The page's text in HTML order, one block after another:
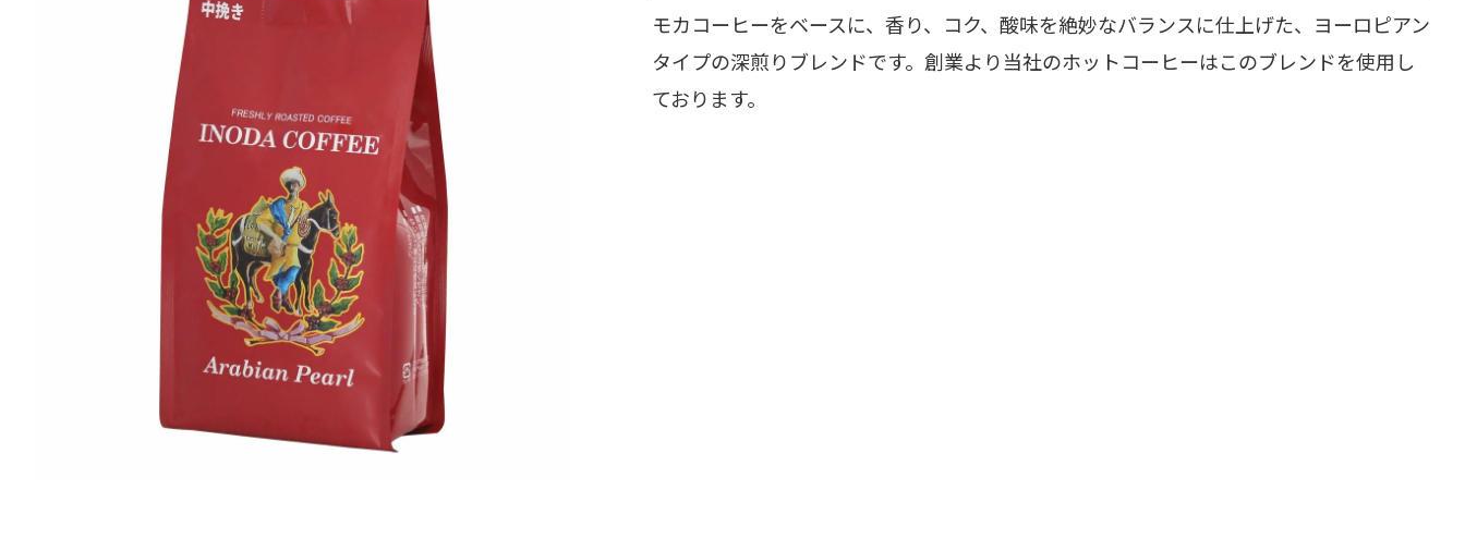
モカコーヒーをベースに、香り、コク、酸味を絶妙なバランスに仕上げた、ヨーロピアン
タイプの深煎りブレンドです。創業より当社のホットコーヒーはこのブレンドを使用し
ております。